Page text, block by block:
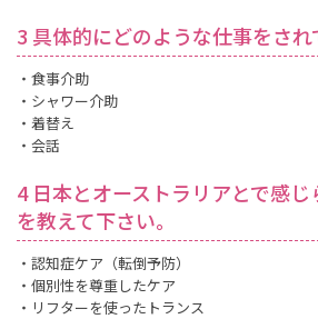
3 具体的にどのような仕事をされ
・食事介助
・シャワー介助
・着替え
・会話
4 日本とオーストラリアとで感
を教えて下さい。
・認知症ケア（転倒予防）
・個別性を尊重したケア
・リフターを使ったトランス